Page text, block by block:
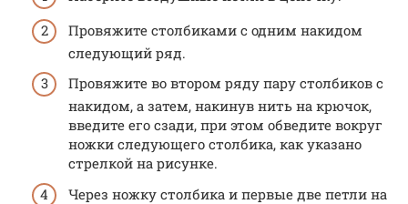
Провяжите столбиками с одним накидом
следующий ряд.
Провяжите во втором ряду пару столбиков с
накидом, а затем, накинув нить на крючок,
введите его сзади, при этом обведите вокруг
ножки следующего столбика, как указано
стрелкой на рисунке.
Через ножку столбика и первые две петли на